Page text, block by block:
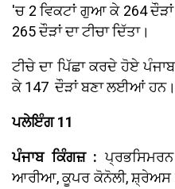
'ਚ 2 ਵਿਕਟਾਂ ਗੁਆ ਕੇ 264
265 ਦੌੜਾਂ ਦਾ ਟੀਚਾ ਦਿੱਤਾ।
ਟੀਚੇ ਦਾ ਪਿੱਛਾ ਕਰਦੇ ਹੋਏ
ਕੇ 147 ਦੌੜਾਂ ਬਣਾ ਲਈਆਂ ਹਨ।
ਪਲੇਇੰਗ 11
ਪੰਜਾਬ ਕਿੰਗਜ਼ :
ਆਰੀਆ, ਕੂਪਰ ਕੋਨੋਲੀ, ਸ਼੍ਰੇਅਸ